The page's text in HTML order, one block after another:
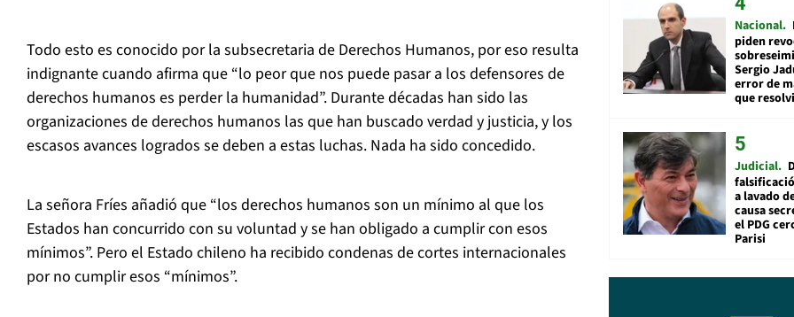
Todo esto es conocido por la subsecretaria de Derechos Humanos, por eso resulta
indignante cuando afirma que “lo peor que nos puede pasar a los defensores de
derechos humanos es perder la humanidad”. Durante décadas han sido las
organizaciones de derechos humanos las que han buscado verdad y justicia, y los
escasos avances logrados se deben a estas luchas. Nada ha sido concedido.
La señora Fríes añadió que “los derechos humanos son un mínimo al que los
Estados han concurrido con su voluntad y se han obligado a cumplir con esos
mínimos”. Pero el Estado chileno ha recibido condenas de cortes internacionales
por no cumplir esos “mínimos”.
Nacional
piden
Sergio
error de
que
Judicial
a lavado
causa
el PDG
Parisi